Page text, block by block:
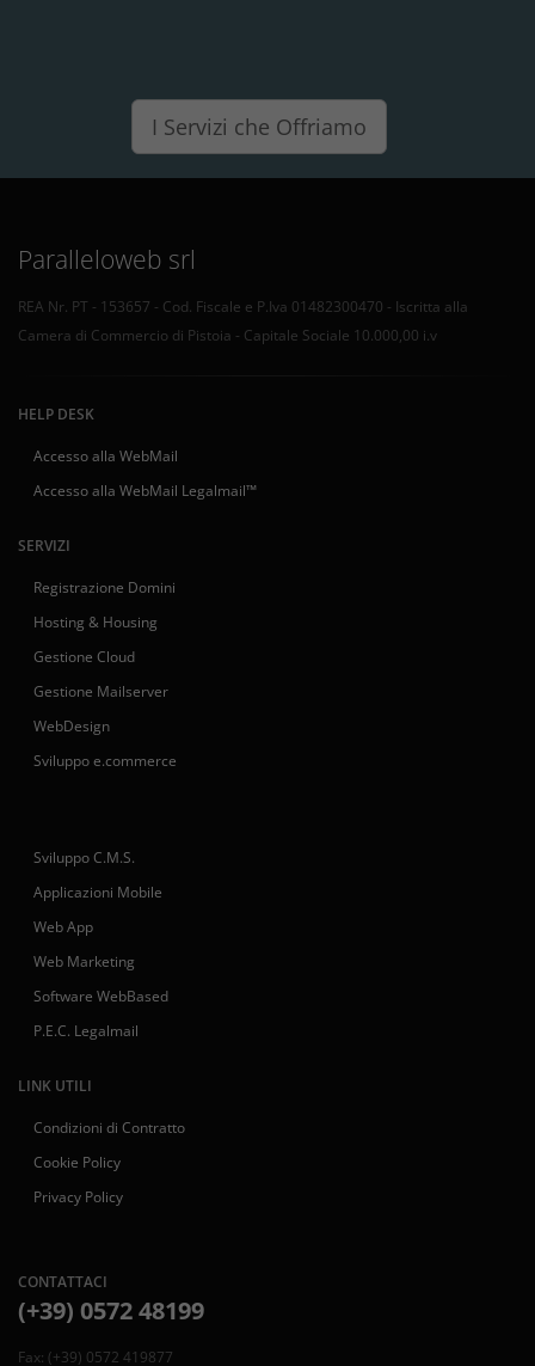
I Servizi che Offriamo
Paralleloweb srl
REA Nr. PT - 153657 - Cod. Fiscale e P.Iva 01482300470 - Iscritta alla
Camera di Commercio di Pistoia - Capitale Sociale 10.000,00 i.v
HELP DESK
Accesso alla WebMail
Accesso alla WebMail Legalmail™
SERVIZI
Registrazione Domini
Hosting & Housing
Gestione Cloud
Gestione Mailserver
WebDesign
Sviluppo e.commerce
Sviluppo C.M.S.
Applicazioni Mobile
Web App
Web Marketing
Software WebBased
P.E.C. Legalmail
LINK UTILI
Condizioni di Contratto
Cookie Policy
Privacy Policy
CONTATTACI
(+39) 0572 48199
Fax: (+39) 0572 419877